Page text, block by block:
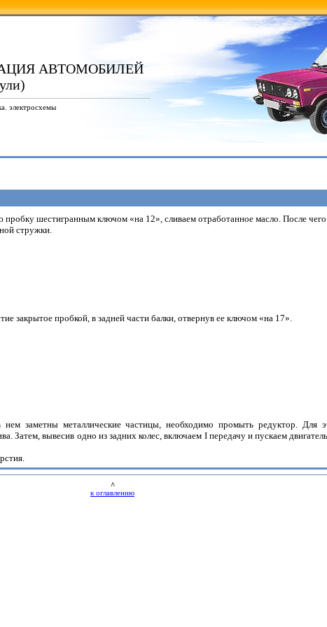
АВТОМОБИЛЕЙ
электросхемы
шестигранным ключом «на 12», сливаем отработанное масло. После
стружки.
закрытое пробкой, в задней части балки, отвернув ее ключом «на 17».
заметны металлические частицы, необходимо промыть редуктор. Для
Затем, вывесив одно из задних колес, включаем I передачу и пускаем
^
к оглавлению